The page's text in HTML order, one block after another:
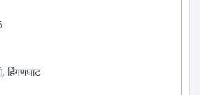
हिंगणघाट